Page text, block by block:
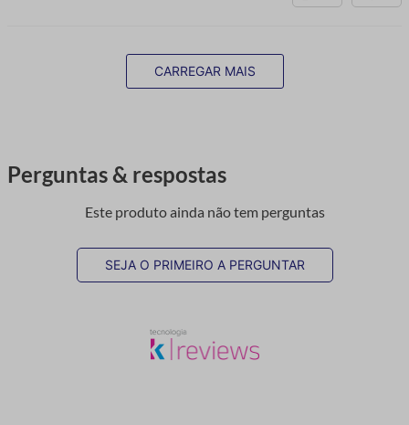
CARREGAR MAIS
Perguntas & respostas
Este produto ainda não tem perguntas
SEJA O PRIMEIRO A PERGUNTAR